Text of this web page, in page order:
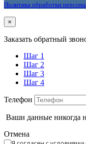
Политика обработки
×
Заказать обратный
Шаг 1
Шаг 2
Шаг 3
Шаг 4
Телефон
Ваши данные никогда
Отмена